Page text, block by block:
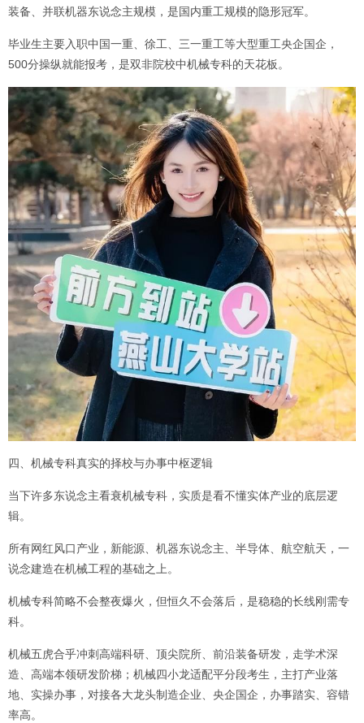
装备、并联机器东说念主规模，是国内重工规模的隐形冠军。
毕业生主要入职中国一重、徐工、三一重工等大型重工央企国企，
500分操纵就能报考，是双非院校中机械专科的天花板。
四、机械专科真实的择校与办事中枢逻辑
当下许多东说念主看衰机械专科，实质是看不懂实体产业的底层逻
辑。
所有网红风口产业，新能源、机器东说念主、半导体、航空航天，一
说念建造在机械工程的基础之上。
机械专科简略不会整夜爆火，但恒久不会落后，是稳稳的长线刚需专
科。
机械五虎合乎冲刺高端科研、顶尖院所、前沿装备研发，走学术深
造、高端本领研发阶梯；机械四小龙适配平分段考生，主打产业落
地、实操办事，对接各大龙头制造企业、央企国企，办事踏实、容错
率高。